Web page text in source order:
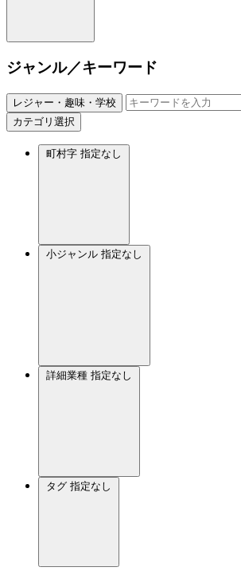
ジャンル／キーワード
レジャー・趣味・学校
カテゴリ選択
町村字 指定なし
小ジャンル 指定なし
詳細業種 指定なし
タグ 指定なし